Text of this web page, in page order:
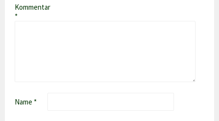
Kommentar
*
Name *